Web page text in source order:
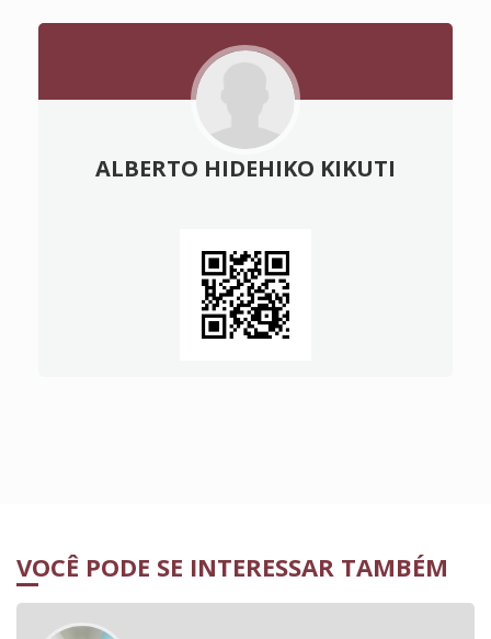
ALBERTO HIDEHIKO KIKUTI
VOCÊ PODE SE INTERESSAR TAMBÉM